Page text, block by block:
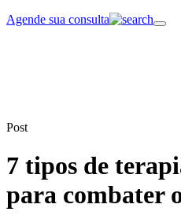
Agende sua consulta
Post
7 tipos de
para combater